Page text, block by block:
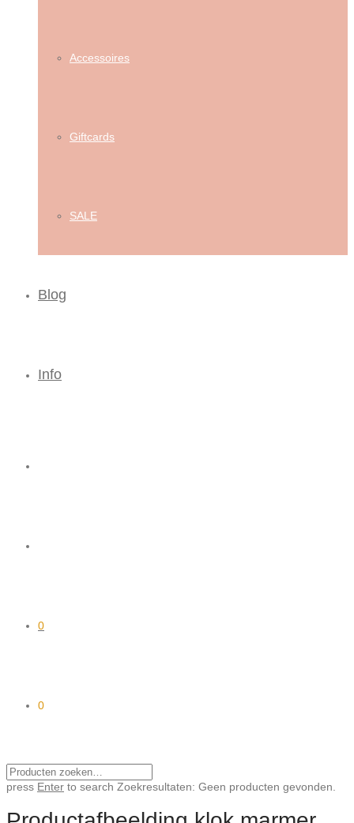
Accessoires
Giftcards
SALE
Blog
Info
0
0
press Enter to search Zoekresultaten: Geen producten gevonden.